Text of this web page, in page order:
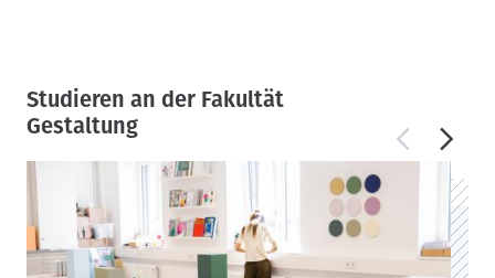
Studieren an der Fakultät
Gestaltung